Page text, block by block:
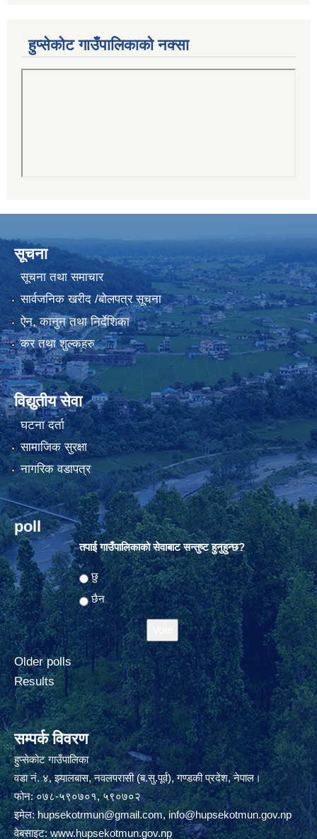
हुप्सेकोट गाउँपालिकाको नक्सा
सूचना
सूचना तथा समाचार
सार्वजनिक खरीद /बोलपत्र सूचना
ऐन, कानुन तथा निर्देशिका
कर तथा शुल्कहरु
विद्युतीय सेवा
घटना दर्ता
सामाजिक सुरक्षा
नागरिक वडापत्र
poll
तपाई गाउँपालिकाको सेवाबाट सन्तुष्ट हुनुहुन्छ?
Choices
छु
छैन
Older polls
Results
सम्पर्क विवरण
हुप्सेकोट गाउँपालिका
वडा नं. ४, झ्यालबास, नवलपरासी (ब.सु.पूर्व), गण्डकी प्रदेश, नेपाल।
फोन: ०७८-५९०७०१, ५९०७०२
इमेल:hupsekotrmun@gmail.com,info@hupsekotmun.gov.np
वेबसाइट:www.hupsekotmun.gov.np